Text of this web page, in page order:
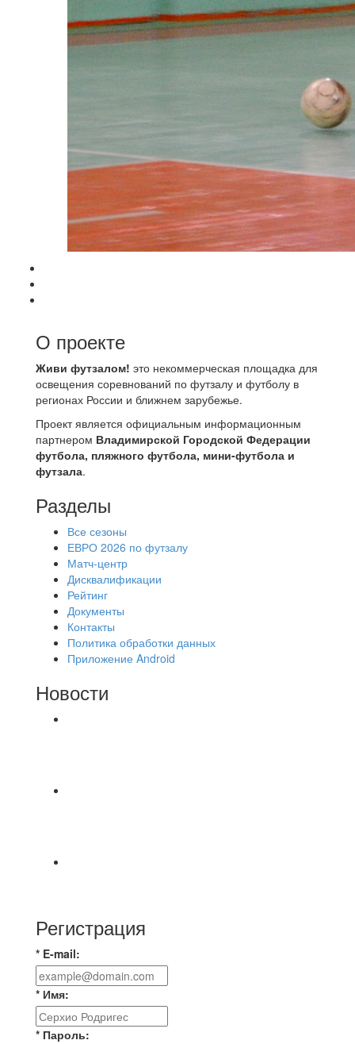
О проекте
Живи футзалом! это некоммерческая площадка для
освещения соревнований по футзалу и футболу в
регионах России и ближнем зарубежье.
Проект является официальным информационным
партнером Владимирской Городской Федерации
футбола, пляжного футбола, мини-футбола и
футзала.
Разделы
Все сезоны
ЕВРО 2026 по футзалу
Матч-центр
Дисквалификации
Рейтинг
Документы
Контакты
Политика обработки данных
Приложение Android
Новости
Регистрация
* E-mail:
* Имя:
* Пароль: